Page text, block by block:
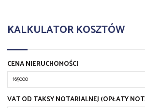
KALKULATOR KOSZTÓW
CENA NIERUCHOMOŚCI
VAT OD TAKSY NOTARIALNEJ (OPŁATY